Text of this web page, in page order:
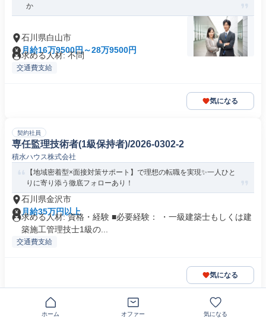
か
石川県白山市
月給16万9500円～28万9500円
求める人材: 不問
交通費支給
気になる
契約社員
専任監理技術者(1級保持者)/2026-0302-2
積水ハウス株式会社
【地域密着型×面接対策サポート】で理想の転職を実現✨一人ひと
りに寄り添う徹底フォローあり！
石川県金沢市
月給35万円以上
求める人材: 資格・経験 ■必要経験： ・一級建築士もしくは建
築施工管理技士1級の...
交通費支給
気になる
機械設計 | R-002602
ホーム オファー 気になる